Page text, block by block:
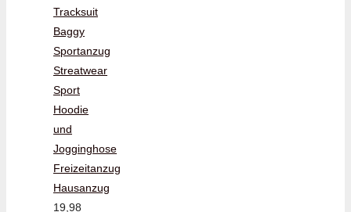
Tracksuit
Baggy
Sportanzug
Streatwear
Sport
Hoodie
und
Jogginghose
Freizeitanzug
Hausanzug
19,98